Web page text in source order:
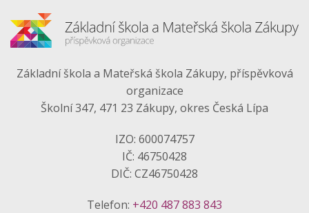
Základní škola a Mateřská škola Zákupy, příspěvková
organizace
Školní 347, 471 23 Zákupy, okres Česká Lípa
IZO: 600074757
IČ: 46750428
DIČ: CZ46750428
Telefon: +420 487 883 843